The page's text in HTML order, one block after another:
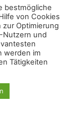
bestmögliche
von Cookies
Optimierung
Nutzern und
werden im
Tätigkeiten